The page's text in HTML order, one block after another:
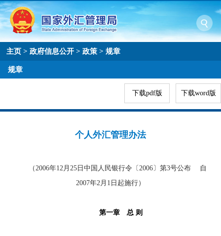
主页 >政府信息公开 >政策 >规章
规章
下载word版
下载pdf版
个人外汇管理办法
（ 2006年12 月 25日中国人民银行令〔 2006〕第3号公布 自
2007年2 月 1 日起施行）
第一章 总 则